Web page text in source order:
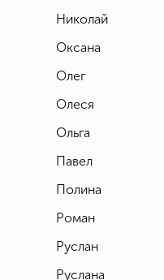
Николай
Оксана
Олег
Олеся
Ольга
Павел
Полина
Роман
Руслан
Руслана